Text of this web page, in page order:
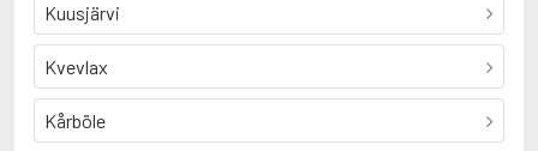
Kuusjärvi
Kvevlax
Kårböle